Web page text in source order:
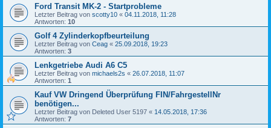
Ford Transit MK-2 - Startprobleme
Letzter Beitrag von scotty10 « 04.11.2018, 11:28
Antworten: 10
Golf 4 Zylinderkopfbeurteilung
Letzter Beitrag von Ceag « 25.09.2018, 19:23
Antworten: 3
Lenkgetriebe Audi A6 C5
Letzter Beitrag von michaels2s « 26.07.2018, 11:07
Antworten: 1
Kauf VW Dringend Überprüfung FIN/FahrgestellNr
benötigen...
Letzter Beitrag von Deleted User 5197 « 14.05.2018, 17:36
Antworten: 7